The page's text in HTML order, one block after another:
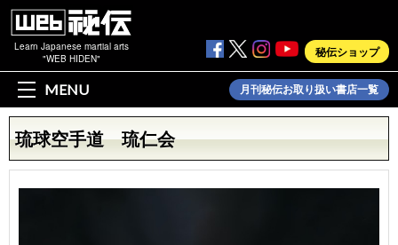
Learn Japanese martial arts
"WEB HIDEN"
秘伝ショップ
MENU 月刊秘伝お取り扱い書店一覧
琉球空手道 琉仁会